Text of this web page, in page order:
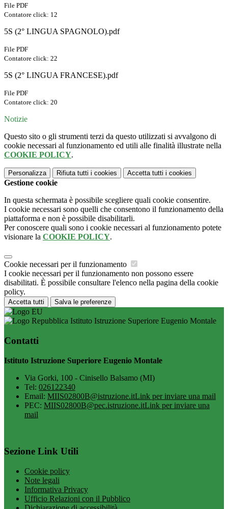
File PDF
Contatore click: 12
5S (2° LINGUA SPAGNOLO).pdf
File PDF
Contatore click: 22
5S (2° LINGUA FRANCESE).pdf
File PDF
Contatore click: 20
Notizie
Questo sito o gli strumenti terzi da questo utilizzati si avvalgono di
cookie necessari al funzionamento ed utili alle finalità illustrate nella
COOKIE POLICY.
Personalizza Rifiuta tutti i cookies Accetta tutti i cookies
Gestione cookie
In questa schermata è possibile scegliere quali cookie consentire.
I cookie necessari sono quelli che consentono il funzionamento della
piattaforma e non è possibile disabilitarli.
Per conoscere quali sono i cookie necessari al funzionamento potete
visionare la COOKIE POLICY.
Cookie necessari per il funzionamento
I cookie necessari per il funzionamento non possono essere
disabilitati. È possibile consultare l'elenco nella pagina della cookie
policy.
Accetta tutti Salva le preferenze
Istituto Istruzione Superiore Eugenio Montale
Contatti
Istituto Istruzione Superiore Eugenio Montale
Via Gorki, 100 - Cinisello Balsamo (MI)
Tel: 026122340
Email: MIIS02800B@istruzione.itLink per inviare una mail
PEC: MIIS02800B@pec.istruzione.itLink per inviare una
mail
Sezione Link Utili
Cookie policy
Note legali
Informativa Privacy
Ufficio Relazioni con il Pubblico